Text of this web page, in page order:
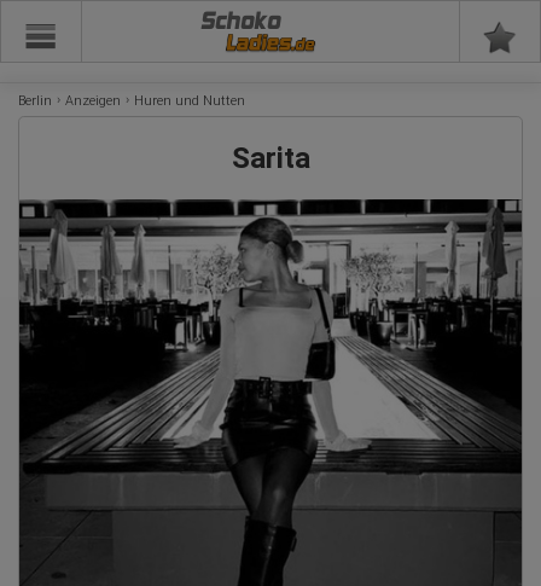
Schoko
Berlin Anzeigen Huren und Nutten
Sarita